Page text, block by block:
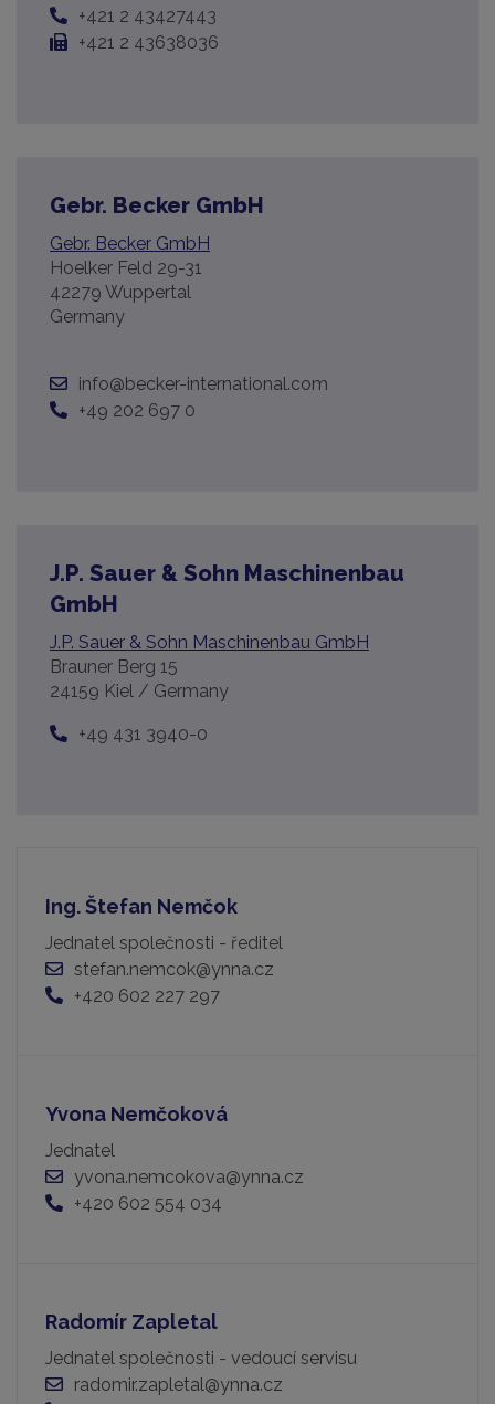
+421 2 43427443
+421 2 43638036
Gebr. Becker GmbH
Gebr. Becker GmbH
Hoelker Feld 29-31
42279 Wuppertal
Germany
info@becker-international.com
+49 202 697 0
J.P. Sauer & Sohn Maschinenbau
GmbH
J.P. Sauer & Sohn Maschinenbau GmbH
Brauner Berg 15
24159 Kiel / Germany
+49 431 3940-0
Ing. Štefan Nemčok
Jednatel společnosti - ředitel
stefan.nemcok@ynna.cz
+420 602 227 297
Yvona Nemčoková
Jednatel
yvona.nemcokova@ynna.cz
+420 602 554 034
Radomír Zapletal
Jednatel společnosti - vedoucí servisu
radomir.zapletal@ynna.cz